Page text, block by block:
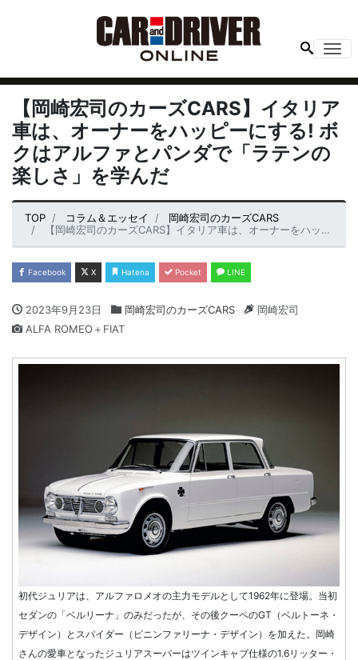
【岡崎宏司のカーズCARS】イタリア
車は、オーナーをハッピーにする! ボ
クはアルファとパンダで「ラテンの
楽しさ」を学んだ
TOP コラム＆エッセイ
岡崎宏司のカーズCARS
【岡崎宏司のカーズCARS】イタリア車は、オーナーをハッピーにする! ボクはアルファとパンダで「ラテンの楽しさ」を学んだ
Facebook X Hatena Pocket LINE
2023年9月23日 岡崎宏司のカーズCARS
岡崎宏司
ALFA ROMEO＋FIAT
初代ジュリアは、アルファロメオの主力モデルとして1962年に登場。当初
セダンの「ベルリーナ」のみだったが、その後クーペのGT（ベルトーネ・
デザイン）とスパイダー（ピニンファリーナ・デザイン）を加えた。岡崎
さんの愛車となったジュリアスーパーはツインキャブ仕様の1.6リッター・